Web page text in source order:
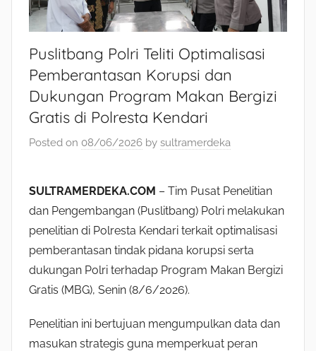
Puslitbang Polri Teliti Optimalisasi
Pemberantasan Korupsi dan
Dukungan Program Makan Bergizi
Gratis di Polresta Kendari
Posted on 08/06/2026 by sultramerdeka
SULTRAMERDEKA.COM – Tim Pusat Penelitian
dan Pengembangan (Puslitbang) Polri melakukan
penelitian di Polresta Kendari terkait optimalisasi
pemberantasan tindak pidana korupsi serta
dukungan Polri terhadap Program Makan Bergizi
Gratis (MBG), Senin (8/6/2026).
Penelitian ini bertujuan mengumpulkan data dan
masukan strategis guna memperkuat peran